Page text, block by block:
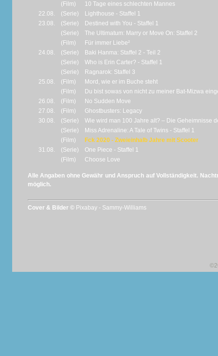
(Film)
10 Tage eines schlechten Mannes
22.08.
(Serie)
Lighthouse - Staffel 1
23.08.
(Serie)
Destined with You - Staffel 1
(Serie)
The Ultimatum: Marry or Move On: Staffel 2
(Film)
Für immer Liebe²
24.08.
(Serie)
Baki Hanma: Staffel 2 - Teil 2
(Serie)
Who is Erin Carter? - Staffel 1
(Serie)
Ragnarok: Staffel 3
25.08.
(Film)
Mord, wie er im Buche steht
(Film)
Du bist sowas von nicht zu meiner Bat-Mizwa
26.08.
(Film)
No Sudden Move
27.08.
(Film)
Ghostbusters: Legacy
30.08.
(Serie)
Wie wird man 100 Jahre alt? – Die Geheimnisse
(Serie)
Miss Adrenaline: A Tale of Twins - Staffel 1
(Film)
Fck 2020 - Zweieinhalb Jahre mit Scooter
31.08.
(Serie)
One Piece - Staffel 1
(Film)
Choose Love
Alle Angaben ohne Gewähr und Anspruch auf Vollständigkeit.
möglich.
Cover & Bilder © Pixabay - Sammy-Williams